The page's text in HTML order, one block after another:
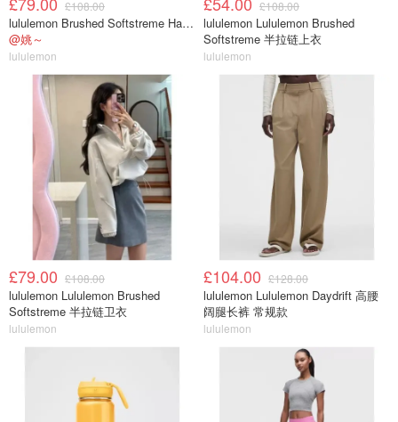
£108.00
lululemon Brushed Softstreme Half Zip 半拉链上衣
@姚～
lululemon
£108.00
lululemon Lululemon Brushed
Softstreme 半拉链上衣
lululemon
£79.00 £108.00
lululemon Lululemon Brushed
Softstreme 半拉链卫衣
lululemon
£104.00 £128.00
lululemon Lululemon Daydrift 高腰
阔腿长裤 常规款
lululemon